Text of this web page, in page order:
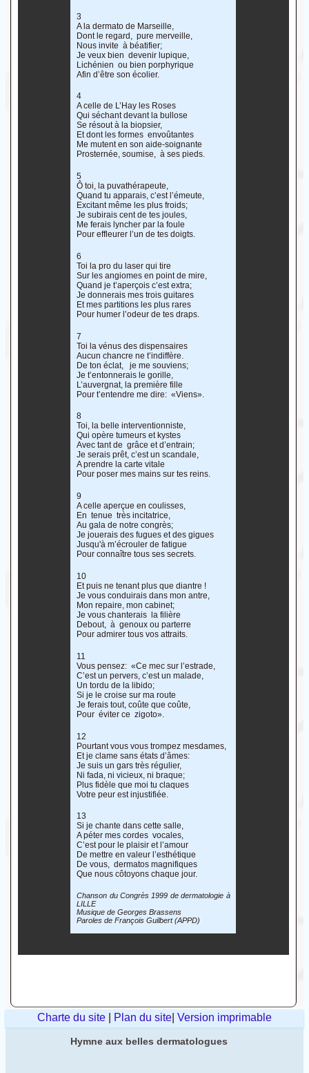
3
A la dermato de Marseille,
Dont le regard, pure merveille,
Nous invite à béatifier;
Je veux bien devenir lupique,
Lichénien ou bien porphyrique
Afin d’être son écolier.
4
A celle de L’Hay les Roses
Qui séchant devant la bullose
Se résout à la biopsier,
Et dont les formes envoûtantes
Me mutent en son aide-soignante
Prosternée, soumise, à ses pieds.
5
Ô toi, la puvathérapeute,
Quand tu apparais, c’est l’émeute,
Excitant même les plus froids;
Je subirais cent de tes joules,
Me ferais lyncher par la foule
Pour effleurer l’un de tes doigts.
6
Toi la pro du laser qui tire
Sur les angiomes en point de mire,
Quand je t’aperçois c’est extra;
Je donnerais mes trois guitares
Et mes partitions les plus rares
Pour humer l’odeur de tes draps.
7
Toi la vénus des dispensaires
Aucun chancre ne t’indiffère.
De ton éclat, je me souviens;
Je t’entonnerais le gorille,
L’auvergnat, la première fille
Pour t’entendre me dire: «Viens».
8
Toi, la belle interventionniste,
Qui opère tumeurs et kystes
Avec tant de grâce et d’entrain;
Je serais prêt, c’est un scandale,
A prendre la carte vitale
Pour poser mes mains sur tes reins.
9
A celle aperçue en coulisses,
En tenue très incitatrice,
Au gala de notre congrès;
Je jouerais des fugues et des gigues
Jusqu'à m’écrouler de fatigue
Pour connaître tous ses secrets.
10
Et puis ne tenant plus que diantre !
Je vous conduirais dans mon antre,
Mon repaire, mon cabinet;
Je vous chanterais la filière
Debout, à genoux ou parterre
Pour admirer tous vos attraits.
11
Vous pensez: «Ce mec sur l’estrade,
C’est un pervers, c’est un malade,
Un tordu de la libido;
Si je le croise sur ma route
Je ferais tout, coûte que coûte,
Pour éviter ce zigoto».
12
Pourtant vous vous trompez mesdames,
Et je clame sans états d’âmes:
Je suis un gars très régulier,
Ni fada, ni vicieux, ni braque;
Plus fidèle que moi tu claques
Votre peur est injustifiée.
13
Si je chante dans cette salle,
A péter mes cordes vocales,
C’est pour le plaisir et l’amour
De mettre en valeur l’esthétique
De vous, dermatos magnifiques
Que nous côtoyons chaque jour.
Chanson du Congrès 1999 de dermatologie à
LILLE
Musique de Georges Brassens
Paroles de François Guilbert (APPD)
Charte du site Plan du site Version imprimable
Hymne aux belles dermatologues